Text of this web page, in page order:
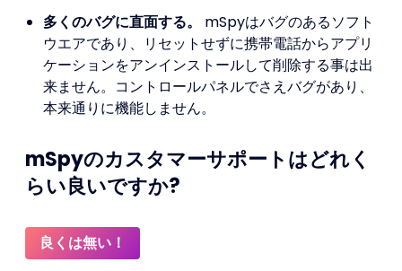
多くのバグに直面する。
mSpyはバグのあるソフト
ウエアであり、リセットせずに携帯電話からアプリ
ケーションをアンインストールして削除する事は出
来ません。コントロールパネルでさえバグがあり、
本来通りに機能しません。
mSpyのカスタマーサポートはどれく
らい良いですか?
良くは無い！